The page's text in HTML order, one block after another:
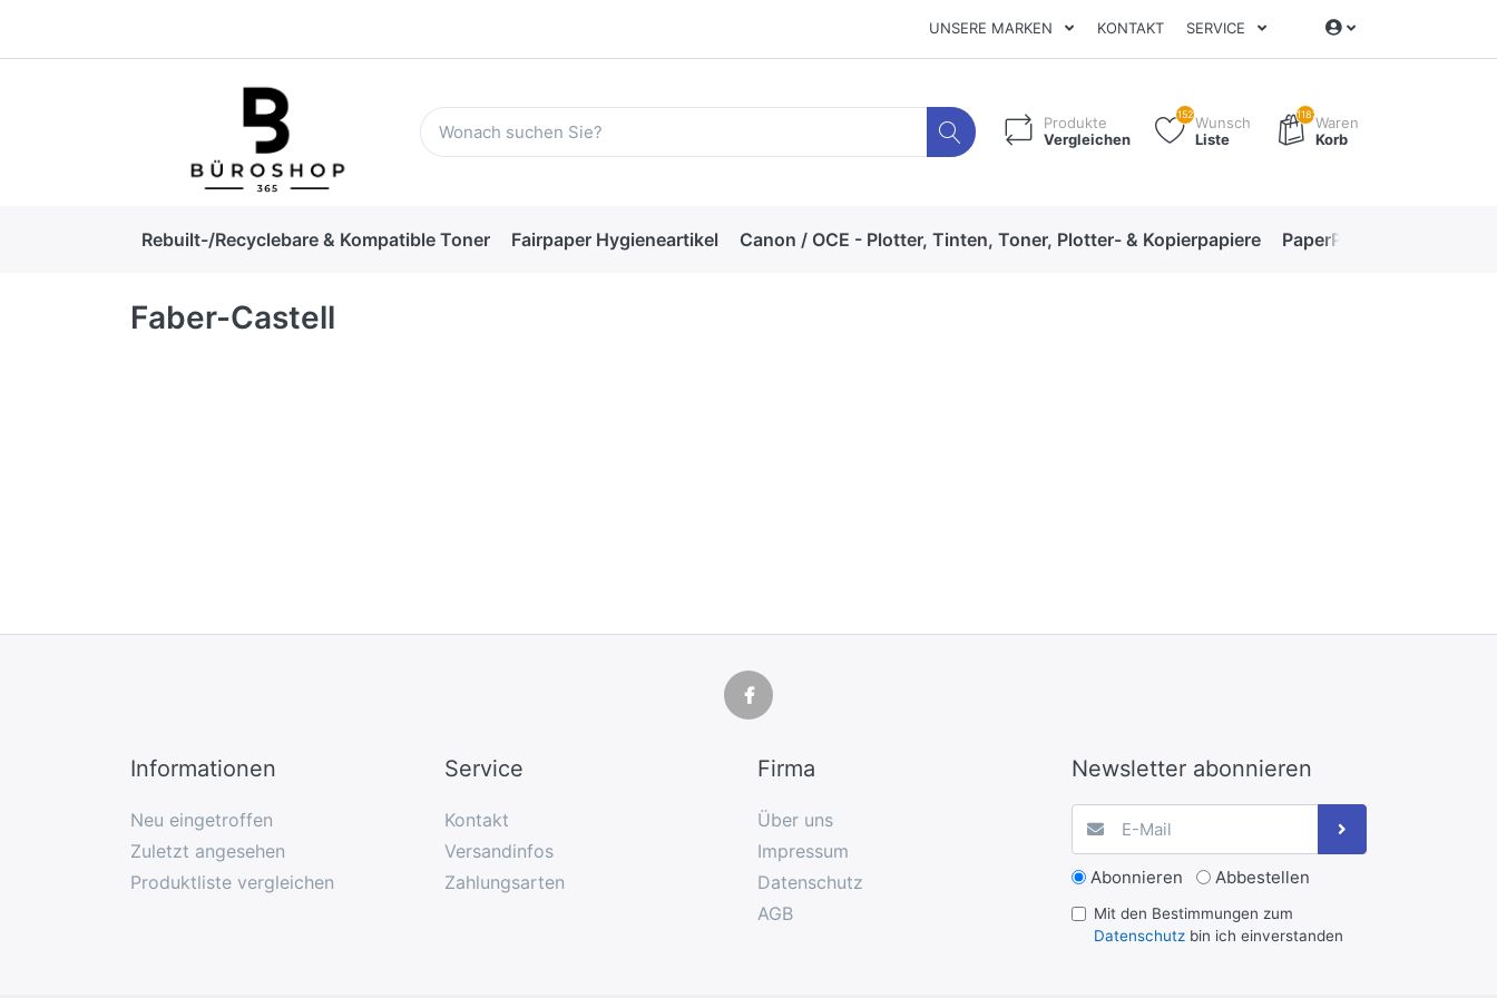
UNSERE MARKEN KONTAKT SERVICE
Produkte
Vergleichen
152Wunsch
Liste
1182Waren
Korb
Rebuilt-/Recyclebare & Kompatible Toner Fairpaper Hygieneartikel Canon / OCE - Plotter, Tinten, Toner, Plotter- & Kopierpapiere PaperPro High-
Faber-Castell
Informationen
Neu eingetroffen
Zuletzt angesehen
Produktliste vergleichen
Service
Kontakt
Versandinfos
Zahlungsarten
Firma
Über uns
Impressum
Datenschutz
AGB
Newsletter abonnieren
Abonnieren Abbestellen
Mit den Bestimmungen zum
Datenschutzbin ich einverstanden